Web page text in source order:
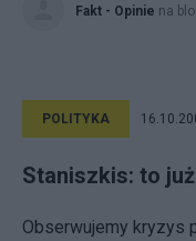
Fakt - Opinie na
POLITYKA
Staniszkis: to
Obserwujemy kryzys